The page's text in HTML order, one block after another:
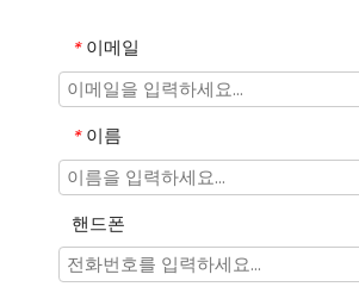
* 이메일
* 이름
핸드폰